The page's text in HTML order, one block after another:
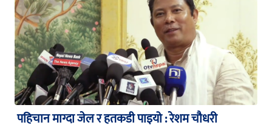
पहिचान माग्दा जेल र हतकडी पाइयो : रेशम चौधरी